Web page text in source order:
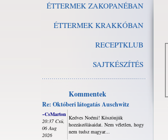
ÉTTERMEK ZAKOPANÉBAN
ÉTTERMEK KRAKKÓBAN
RECEPTKLUB
SAJTKÉSZÍTÉS
Kommentek
Re: Októberi látogatás Auschwitz
~CsMarton
20:37 Csü,
06 Aug
2026
Kedves Noémi! Köszönjük
hozzászólásaidat. Nem véletlen, hogy
nem tudsz magyar...